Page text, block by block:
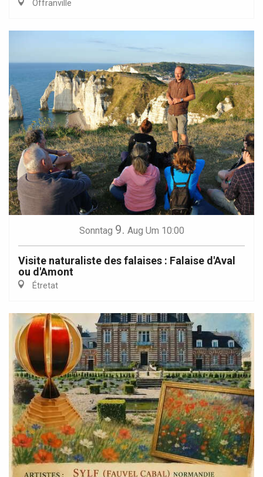
Offranville
Sonntag 9. Aug Um 10:00
Visite naturaliste des falaises : Falaise d'Aval
ou d'Amont
Étretat